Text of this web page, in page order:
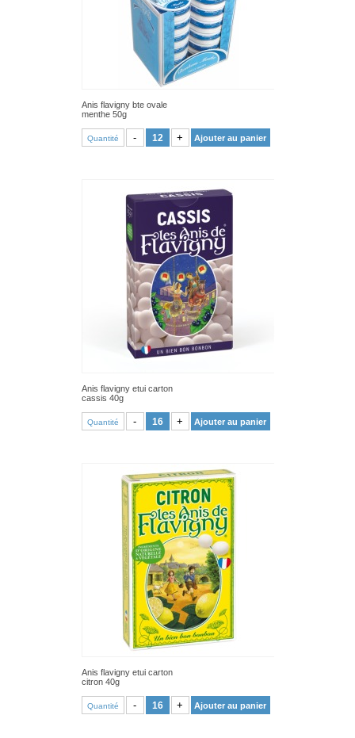
Anis flavigny bte ovale
menthe 50g
Quantité - + Ajouter au panier
Anis flavigny etui carton
cassis 40g
Quantité - + Ajouter au panier
Anis flavigny etui carton
citron 40g
Quantité - + Ajouter au panier